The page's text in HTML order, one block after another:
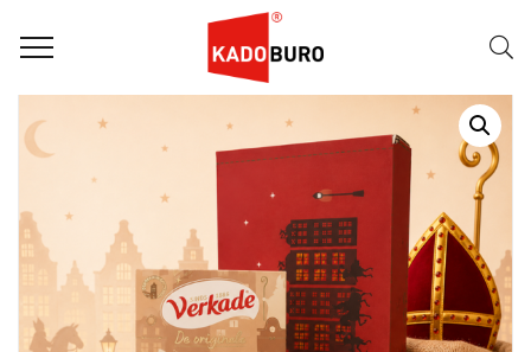
Home Sintpakketten SINTPAKKET: SINTANO